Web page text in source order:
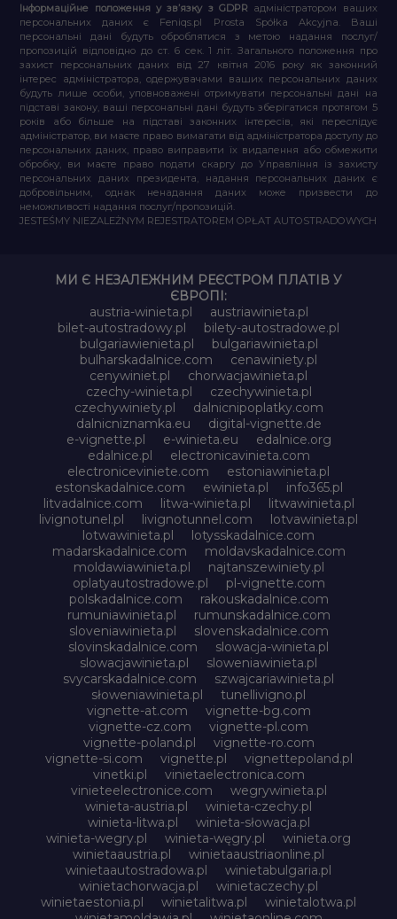
Інформаційне положення у зв’язку з GDPR адміністратором ваших
персональних даних є Feniqs.pl Prosta Spółka Akcyjna. Ваші
персональні дані будуть оброблятися з метою надання послуг/
пропозицій відповідно до ст. 6 сек. 1 літ. Загального положення про
захист персональних даних від 27 квітня 2016 року як законний
інтерес адміністратора, одержувачами ваших персональних даних
будуть лише особи, уповноважені отримувати персональні дані на
підставі закону, ваші персональні дані будуть зберігатися протягом 5
років або більше на підставі законних інтересів, які переслідує
адміністратор, ви маєте право вимагати від адміністратора доступу до
персональних даних, право виправити їх видалення або обмежити
обробку, ви маєте право подати скаргу до Управління із захисту
персональних даних президента, надання персональних даних є
добровільним, однак ненадання даних може призвести до
неможливості надання послуг/пропозицій.
JESTEŚMY NIEZALEŻNYM REJESTRATOREM OPŁAT AUTOSTRADOWYCH
МИ Є НЕЗАЛЕЖНИМ РЕЄСТРОМ ПЛАТІВ У
ЄВРОПІ:
austria-winieta.pl
austriawinieta.pl
bilet-autostradowy.pl
bilety-autostradowe.pl
bulgariawienieta.pl
bulgariawinieta.pl
bulharskadalnice.com
cenawiniety.pl
cenywiniet.pl
chorwacjawinieta.pl
czechy-winieta.pl
czechywinieta.pl
czechywiniety.pl
dalnicnipoplatky.com
dalnicniznamka.eu
digital-vignette.de
e-vignette.pl
e-winieta.eu
edalnice.org
edalnice.pl
electronicavinieta.com
electroniceviniete.com
estoniawinieta.pl
estonskadalnice.com
ewinieta.pl
info365.pl
litvadalnice.com
litwa-winieta.pl
litwawinieta.pl
livignotunel.pl
livignotunnel.com
lotvawinieta.pl
lotwawinieta.pl
lotysskadalnice.com
madarskadalnice.com
moldavskadalnice.com
moldawiawinieta.pl
najtanszewiniety.pl
oplatyautostradowe.pl
pl-vignette.com
polskadalnice.com
rakouskadalnice.com
rumuniawinieta.pl
rumunskadalnice.com
sloveniawinieta.pl
slovenskadalnice.com
slovinskadalnice.com
slowacja-winieta.pl
slowacjawinieta.pl
sloweniawinieta.pl
svycarskadalnice.com
szwajcariawinieta.pl
słoweniawinieta.pl
tunellivigno.pl
vignette-at.com
vignette-bg.com
vignette-cz.com
vignette-pl.com
vignette-poland.pl
vignette-ro.com
vignette-si.com
vignette.pl
vignettepoland.pl
vinetki.pl
vinietaelectronica.com
vinieteelectronice.com
wegrywinieta.pl
winieta-austria.pl
winieta-czechy.pl
winieta-litwa.pl
winieta-słowacja.pl
winieta-wegry.pl
winieta-węgry.pl
winieta.org
winietaaustria.pl
winietaaustriaonline.pl
winietaautostradowa.pl
winietabulgaria.pl
winietachorwacja.pl
winietaczechy.pl
winietaestonia.pl
winietalitwa.pl
winietalotwa.pl